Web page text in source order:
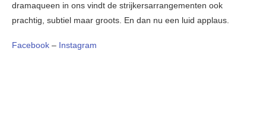
dramaqueen in ons vindt de strijkersarrangementen ook
prachtig, subtiel maar groots. En dan nu een luid applaus.
Facebook – Instagram